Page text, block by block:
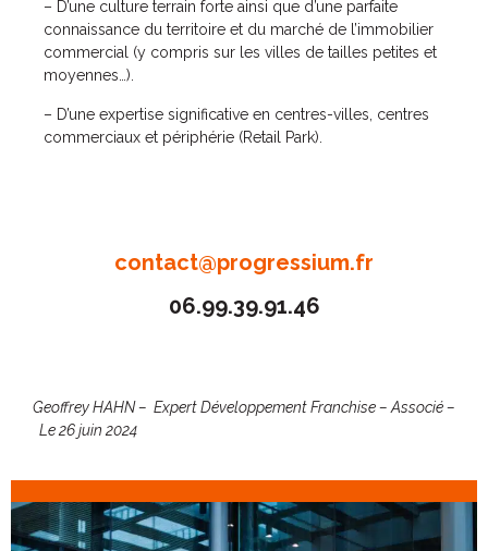
– D’une culture terrain forte ainsi que d’une parfaite
connaissance du territoire et du marché de l’immobilier
commercial (y compris sur les villes de tailles petites et
moyennes…).
– D’une expertise significative en centres-villes, centres
commerciaux et périphérie (Retail Park).
contact@progressium.fr
06.99.39.91.46
Geoffrey HAHN – Expert Développement Franchise – Associé –
Le 26 juin 2024